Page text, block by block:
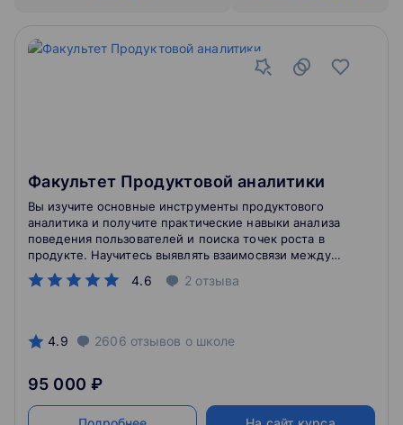
Факультет Продуктовой аналитики
4.6 2 отзыва
Вы изучите основные инструменты продуктового
аналитика и получите практические навыки анализа
поведения пользователей и поиска точек роста в
продукте. Научитесь выявлять взаимосвязи между
метриками, работать с гипотезами, анализировать
рынок и конкурентов. Мы делаем упор на практику,
4.9 2606 отзывов о школе
95 000 ₽